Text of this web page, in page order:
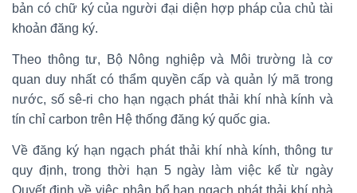
bản có chữ ký của người đại diện hợp pháp của chủ tài
khoản đăng ký.
Theo thông tư, Bộ Nông nghiệp và Môi trường là cơ
quan duy nhất có thẩm quyền cấp và quản lý mã trong
nước, số sê-ri cho hạn ngạch phát thải khí nhà kính và
tín chỉ carbon trên Hệ thống đăng ký quốc gia.
Về đăng ký hạn ngạch phát thải khí nhà kính, thông tư
quy định, trong thời hạn 5 ngày làm việc kể từ ngày
Quyết định về việc phân bổ hạn ngạch phát thải khí nhà